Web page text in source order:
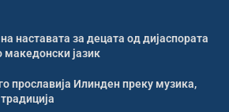
наставата за децата од дијаспората
јазик
прославија Илинден преку музика,